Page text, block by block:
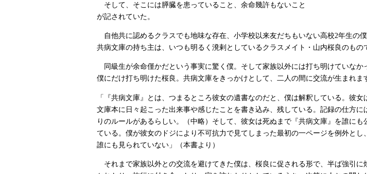
そして、そこには膵臓を患っていること、余命幾許もないこと
が記されていた。
自他共に認めるクラスでも地味な存在、小学校以来友だちもいない高校2年生の
共病文庫の持ち主は、いつも明るく溌剌としているクラスメイト・山内桜良のもの
同級生が余命僅かだという事実に驚く僕。そして家族以外には打ち明けていなか
僕にだけ打ち明けた桜良。共病文庫をきっかけとして、二人の間に交流が生まれま
「『共病文庫』とは、つまるところ彼女の遺書なのだと、僕は解釈している。彼女
文庫本に日々起こった出来事や感じたことを書き込み、残している。記録の仕方に
りのルールがあるらしい。（中略）そして、彼女は死ぬまで『共病文庫』を誰にも
ている。僕が彼女のドジにより不可抗力で見てしまった最初の一ページを例外とし
誰にも見られていない」（本書より）
それまで家族以外との交流を避けてきた僕は、桜良に促される形で、半ば強引に